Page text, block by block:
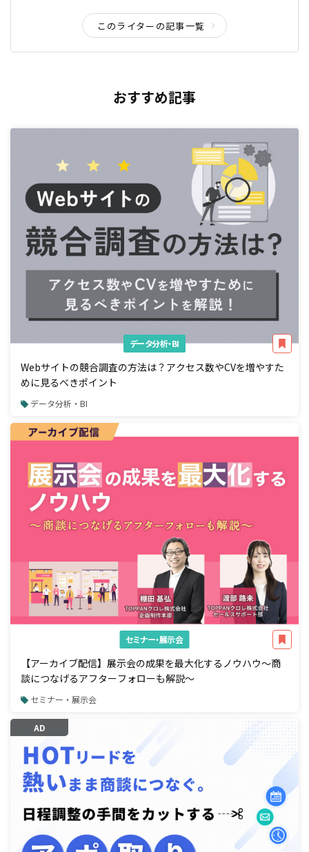
このライターの記事一覧
おすすめ記事
データ分析・BI
Webサイトの競合調査の方法は？アクセス数やCVを増やすた
めに見るべきポイント
データ分析・BI
セミナー・展示会
【アーカイブ配信】展示会の成果を最大化するノウハウ～商
談につなげるアフターフォローも解説～
セミナー・展示会
AD